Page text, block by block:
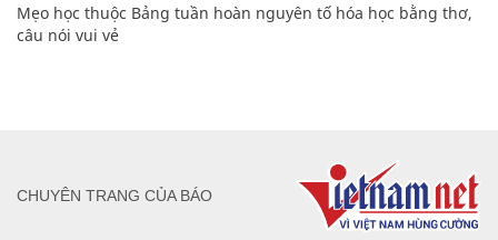
Mẹo học thuộc Bảng tuần hoàn nguyên tố hóa học bằng thơ,
câu nói vui vẻ
CHUYÊN TRANG CỦA BÁO